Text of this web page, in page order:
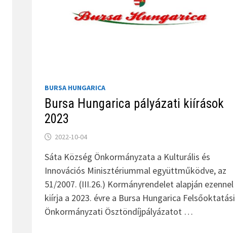
BURSA HUNGARICA
Bursa Hungarica pályázati kiírások
2023
2022-10-04
Sáta Község Önkormányzata a Kulturális és
Innovációs Minisztériummal együttműködve, az
51/2007. (III.26.) Kormányrendelet alapján ezennel
kiírja a 2023. évre a Bursa Hungarica Felsőoktatási
Önkormányzati Ösztöndíjpályázatot …